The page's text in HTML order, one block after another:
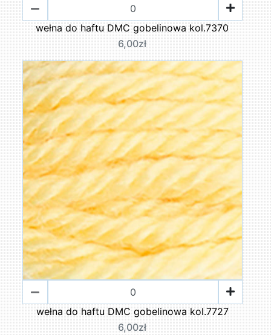
wełna do haftu DMC gobelinowa kol.7370
6,00zł
wełna do haftu DMC gobelinowa kol.7727
6,00zł